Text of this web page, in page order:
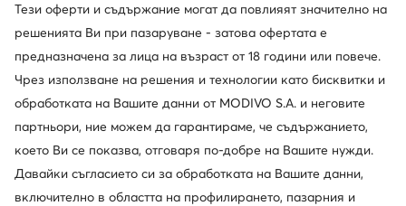
Тези оферти и съдържание могат да повлияят значително на
решенията Ви при пазаруване - затова офертата е
предназначена за лица на възраст от 18 години или повече.
Чрез използване на решения и технологии като бисквитки и
обработката на Вашите данни от MODIVO S.A. и неговите
партньори, ние можем да гарантираме, че съдържанието,
което Ви се показва, отговаря по-добре на Вашите нужди.
Давайки съгласието си за обработката на Вашите данни,
включително в областта на профилирането, пазарния и